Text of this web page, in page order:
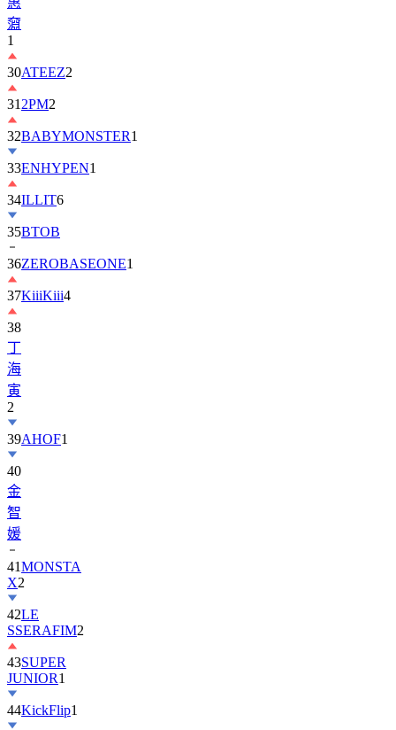
1
30
312PM2
32 BABYMONSTER
33ENHYPEN1
34ILLIT6
35BTOB
36ZEROBASEONE
37KiiiKiii4
38
丁
海
寅
2
39
40
金
智
媛
41
X
42LE
SSERAFIM
43SUPER
JUNIOR
44KickFlip
45AND2BLE